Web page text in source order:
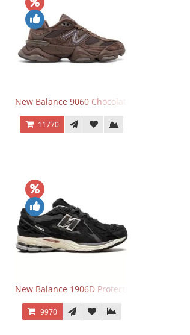
Brighton Grey
New Balance 9060 Chocolate Brown
11770
Grey Pink
New Balance 1906D Protection Pack Black
9970